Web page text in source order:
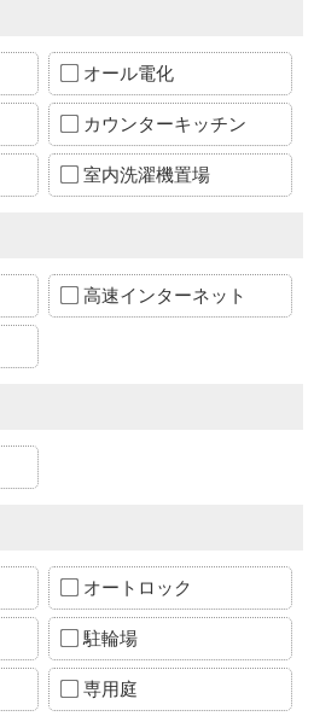
オール電化
カウンターキッチン
室内洗濯機置場
高速インターネット
オートロック
駐輪場
専用庭